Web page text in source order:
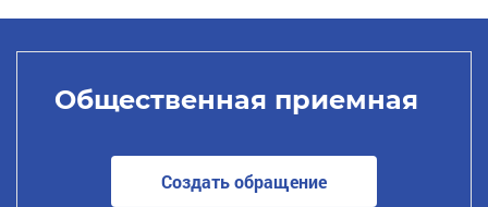
Общественная приемная
Создать обращение